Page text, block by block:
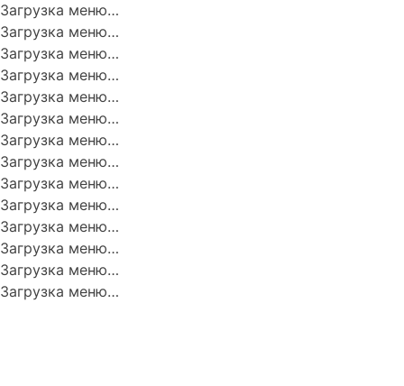
Загрузка меню…
Загрузка меню…
Загрузка меню…
Загрузка меню…
Загрузка меню…
Загрузка меню…
Загрузка меню…
Загрузка меню…
Загрузка меню…
Загрузка меню…
Загрузка меню…
Загрузка меню…
Загрузка меню…
Загрузка меню…